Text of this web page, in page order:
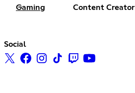
Gaming Content Creator
Social